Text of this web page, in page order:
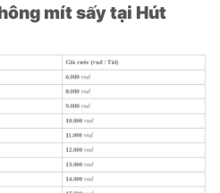
mít sấy tại Hút